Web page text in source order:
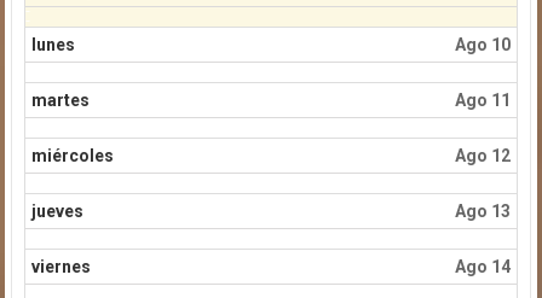
lunes Ago 10
martes Ago 11
miércoles Ago 12
jueves Ago 13
viernes Ago 14